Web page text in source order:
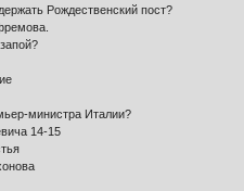
Рождественский пост?
министра Италии?
14-15